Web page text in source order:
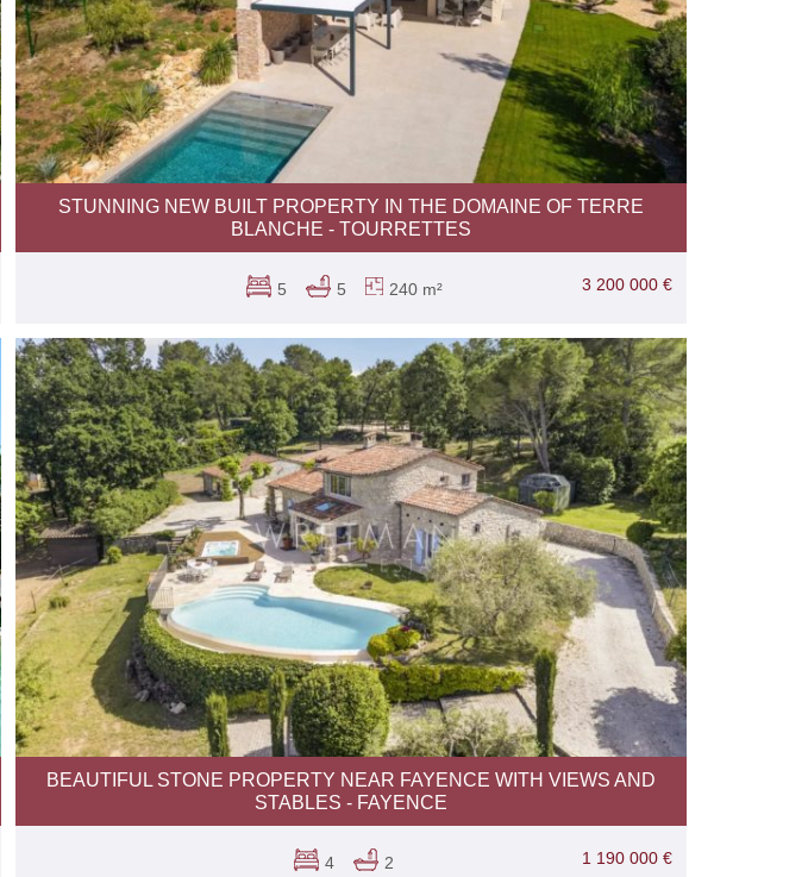
STUNNING NEW BUILT PROPERTY IN THE DOMAINE OF TERRE
BLANCHE - TOURRETTES
3 200 000 €
5 5 240 m²
BEAUTIFUL STONE PROPERTY NEAR FAYENCE WITH VIEWS AND
STABLES - FAYENCE
1 190 000 €
4 2